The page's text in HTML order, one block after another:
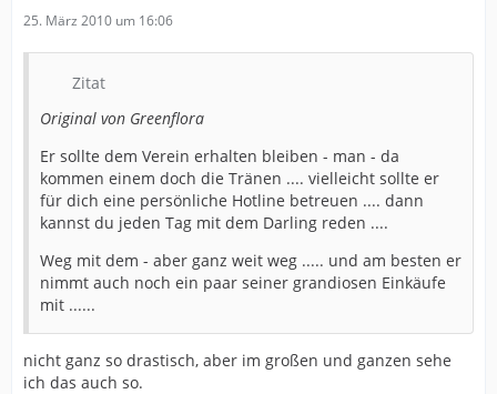
25. März 2010 um 16:06
Zitat
Original von Greenflora
Er sollte dem Verein erhalten bleiben - man - da
kommen einem doch die Tränen .... vielleicht sollte er
für dich eine persönliche Hotline betreuen .... dann
kannst du jeden Tag mit dem Darling reden ....
Weg mit dem - aber ganz weit weg ..... und am besten er
nimmt auch noch ein paar seiner grandiosen Einkäufe
mit ......
nicht ganz so drastisch, aber im großen und ganzen sehe
ich das auch so.